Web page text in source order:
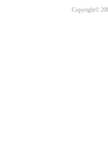
Copyright©